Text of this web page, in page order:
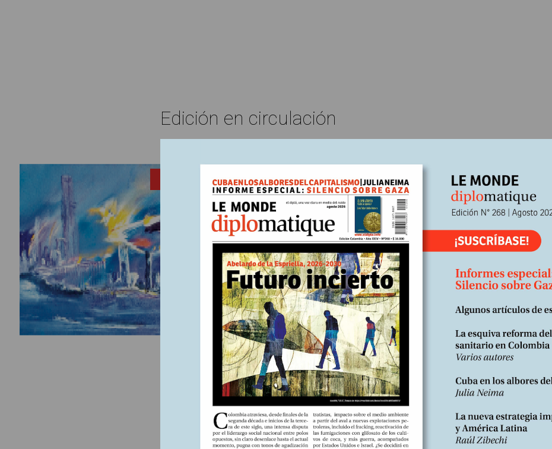
1 julio, 2025 Escrito por: Thomas Schnee* Edición Nº256
¿Cómo se forma la opinión pública
alemana?
Para sus primeras apariciones como nuevo canciller alemán, Friedrich Merz eligió
dar dos entrevistas. Una fue en un canal público, decisión esperable dada la
centralidad del sector público audiovisual. Lo sorprendente es haber escogido para
la otra al diario ultraconservador Bild Zeitung. Esta elección evidencia tanto sus
preferencias políticas como el auge de un periodismo...
Edición en circulación